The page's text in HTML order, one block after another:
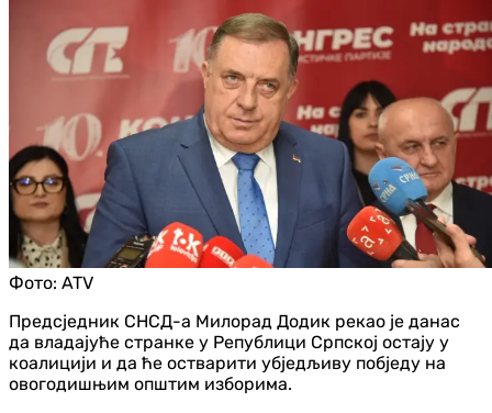
Фото: ATV
Предсједник СНСД-а Милорад Додик рекао је данас
да владајуће странке у Републици Српској остају у
коалицији и да ће остварити убједљиву побједу на
овогодишњим општим изборима.